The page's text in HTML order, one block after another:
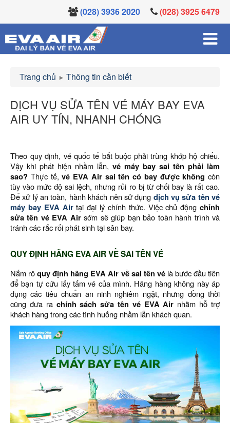
(028) 3936 2020 (028) 3925 6479
Trang chủ Thông tin cần biết
DỊCH VỤ SỬA TÊN VÉ MÁY BAY EVA
AIR UY TÍN, NHANH CHÓNG
Theo quy định, vé quốc tế bắt buộc phải trùng khớp hộ chiếu.
Vậy khi phát hiện nhầm lẫn, vé máy bay sai tên phải làm
sao? Thực tế,vé EVA Air sai tên có bay được không còn
tùy vào mức độ sai lệch, nhưng rủi ro bị từ chối bay là rất cao.
Để xử lý an toàn, hành khách nên sử dụng dịch vụ sửa tên vé
máy bay EVA Air tại đại lý chính thức. Việc chủ độngchỉnh
sửa tên vé EVA Airsớm sẽ giúp bạn bảo toàn hành trình và
tránh các rắc rối phát sinh tại sân bay.
QUY ĐỊNH HÃNG EVA AIR VỀ SAI TÊN VÉ
Nắm rõquy định hãng EVA Air về sai tên vélà bước đầu tiên
để bạn tự cứu lấy tấm vé của mình. Hãng hàng không này áp
dụng các tiêu chuẩn an ninh nghiêm ngặt, nhưng đồng thời
cũng đưa ra chính sách sửa tên vé EVA Air nhằm hỗ trợ
khách hàng trong các tình huống nhầm lẫn khách quan.